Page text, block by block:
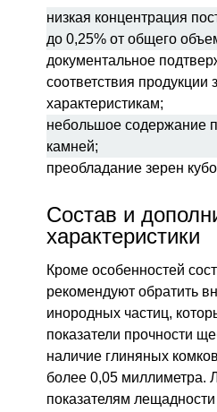
низкая концентрация
до 0,25% от общего
документальное
соответствия продукции
характеристикам;
небольшое содержание
камней;
преобладание зерен
Состав и
характеристики
Кроме особенностей
рекомендуют обратить
инородных частиц,
показатели прочности
наличие глиняных
более 0,05 миллиметра.
показателям лещадности